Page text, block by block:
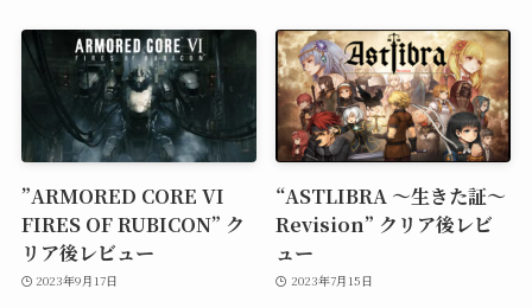
”ARMORED CORE VI
FIRES OF RUBICON” ク
リア後レビュー
2023年9月17日
“ASTLIBRA ～生きた証～
Revision” クリア後レビ
ュー
2023年7月15日